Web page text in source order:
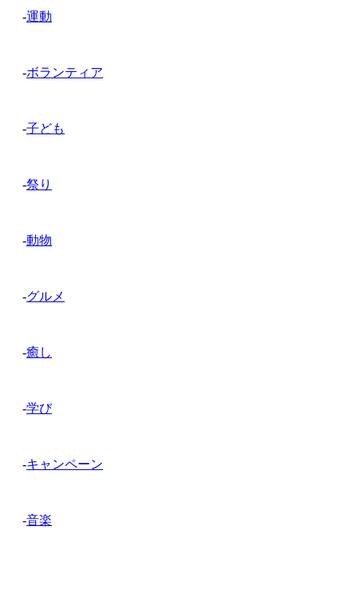
-運動
-ボランティア
-子ども
-祭り
-動物
-グルメ
-癒し
-学び
-キャンペーン
-音楽